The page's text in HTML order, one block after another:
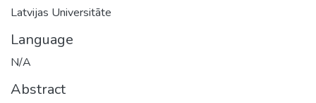
Latvijas Universitāte
Language
N/A
Abstract